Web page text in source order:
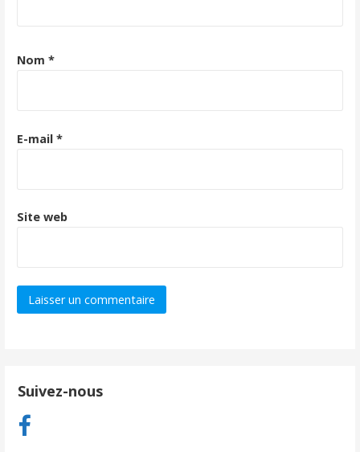
Nom *
E-mail *
Site web
Suivez-nous